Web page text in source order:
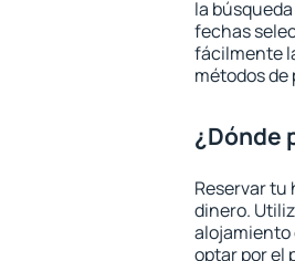
la
fechas
fácilmente
métodos
¿Dónde
Reservar tu
dinero.
alojamiento
optar por el